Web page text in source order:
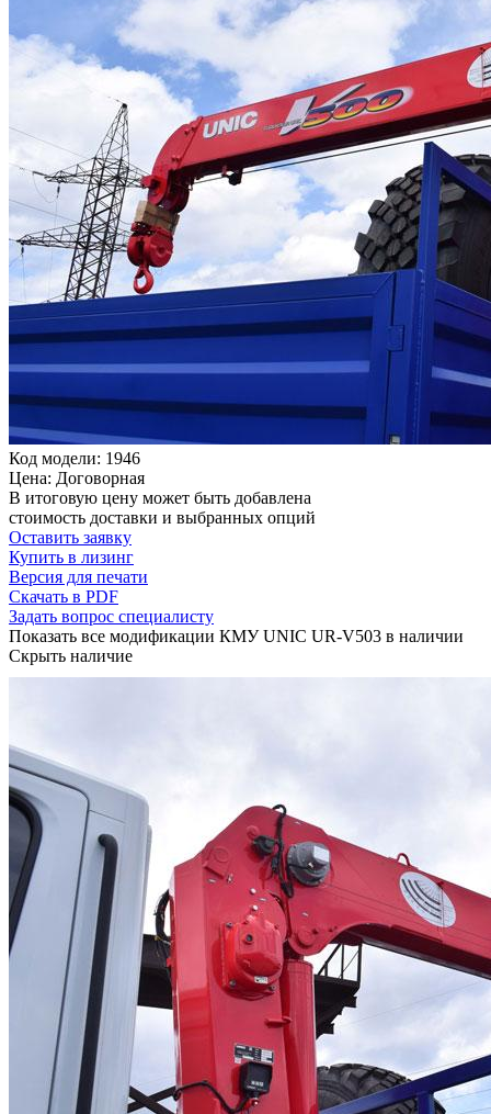
Код модели: 1946
Цена: Договорная
В итоговую цену может быть добавлена
стоимость доставки и выбранных опций
Оставить заявку
Купить в лизинг
Версия для печати
Скачать в PDF
Задать вопрос специалисту
Показать все модификации КМУ UNIC UR-V503 в наличии
Скрыть наличие